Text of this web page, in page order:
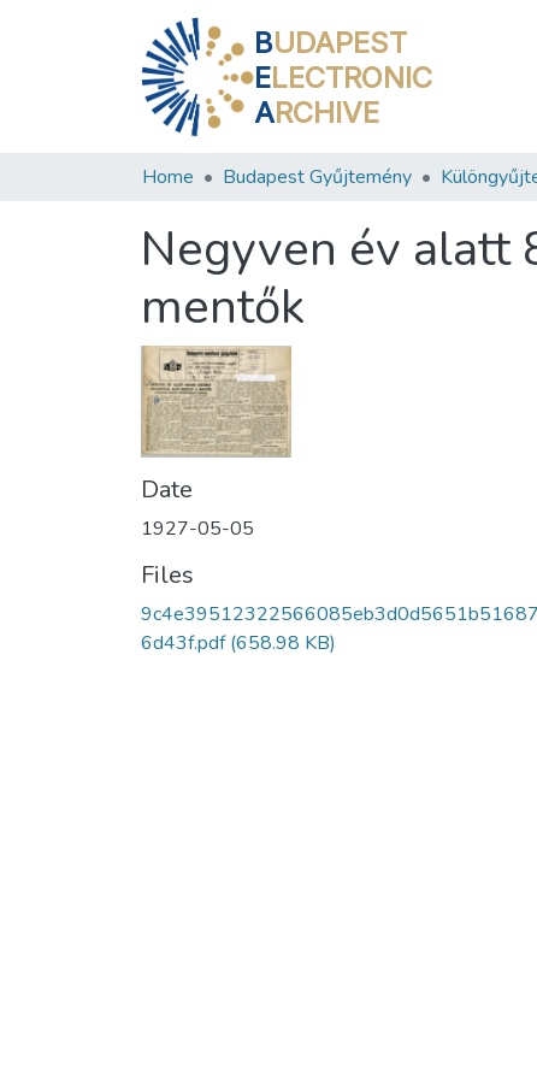
BUDAPEST
ELECTRONIC
ARCHIVE
Home Budapest Gyűjtemény
Negyven év alatt
mentők
Date
1927-05-05
Files
6d43f.pdf(658.98 KB)